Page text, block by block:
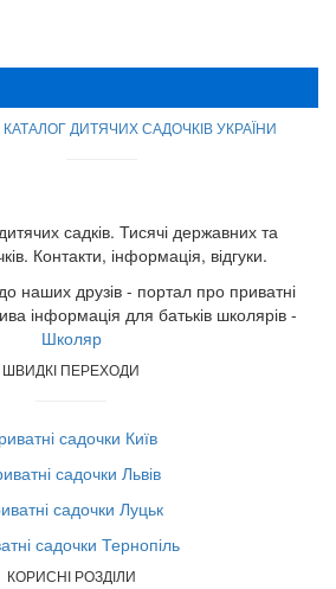
КАТАЛОГ ДИТЯЧИХ САДОЧКІВ УКРАЇНИ
садків. Тисячі державних та
Контакти, інформація, відгуки.
наших друзів - портал про приватні
інформація для батьків школярів -
Школяр
ШВИДКІ ПЕРЕХОДИ
садочки Київ
садочки Львів
садочки Луцьк
садочки Тернопіль
КОРИСНІ РОЗДІЛИ